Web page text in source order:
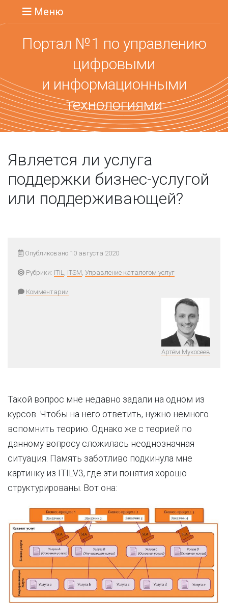
Меню
Портал №1 по управлению
цифровыми
и информационными
технологиями
Является ли услуга
поддержки бизнес-услугой
или поддерживающей?
Опубликовано 10 августа 2020
Рубрики: ITIL, ITSM, Управление каталогом услуг
Комментарии
Артём Мукосеев
Такой вопрос мне недавно задали на одном из
курсов. Чтобы на него ответить, нужно немного
вспомнить теорию. Однако же с теорией по
данному вопросу сложилась неоднозначная
ситуация. Память заботливо подкинула мне
картинку из ITILV3, где эти понятия хорошо
структурированы. Вот она: